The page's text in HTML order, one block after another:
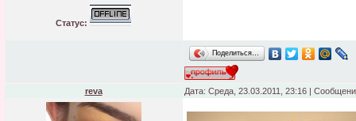
Статус:
Поделиться…
reva Дата: Среда, 23.03.2011, 23:16 |